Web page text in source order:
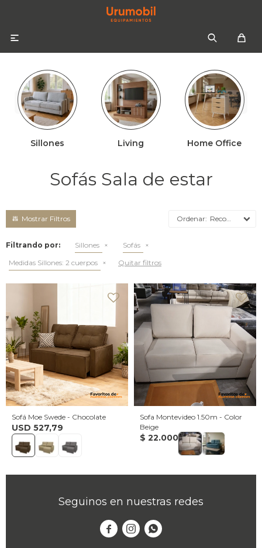

Sillones Living Home Office
Sofás Sala de estar
Recomendados
Filtrando por: Sillones
Sofás
Medidas Sillones: 2 cuerpos Quitar filtros
Sofá Moe Swede - Chocolate
USD 527,79
Sofa Montevideo 1.50m - Color
Beige
$ 22.000
Seguinos en nuestras redes
  
Colchones
Ropa de cama